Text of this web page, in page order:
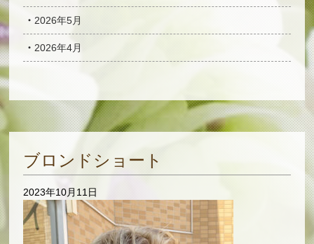
2026年5月
2026年4月
ブロンドショート
2023年10月11日